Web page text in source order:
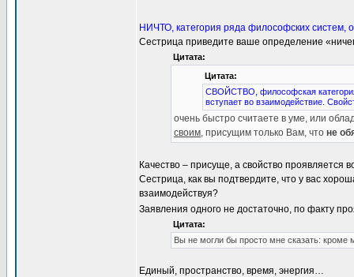
НИЧТО, категория ряда философских систем,
Сестрица приведите ваше определение
Цитата:
Цитата:
СВОЙСТВО, философская
вступает во взаимодействие.
очень быстро считаете в уме, или
своим, присущим только Вам, что не
Качество – присуще, а свойство проявляется
Сестрица, как вы подтвердите, что у вас
взаимодействуя?
Заявления одного не достаточно, по факту
Цитата:
Вы не могли бы просто мне сказать: кроме
Единый, пространство, время, энергия…